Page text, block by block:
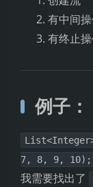
有中间
有终止
例子：
7, 8, 9, 10);
我需要找出了